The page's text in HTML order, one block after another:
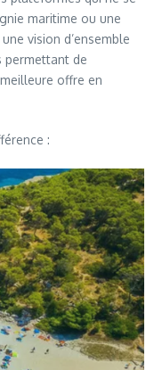
maritime ou une
vision d’ensemble
permettant de
offre en
: